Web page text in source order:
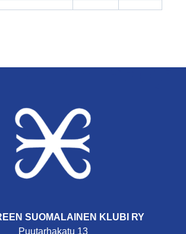
SUOMALAINEN KLUBI RY
Puutarhakatu 13